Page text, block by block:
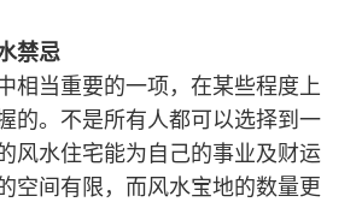
禁忌
相当重要的一项，在某些程度上
的。不是所有人都可以选择到一
风水住宅能为自己的事业及财运
空间有限，而风水宝地的数量更